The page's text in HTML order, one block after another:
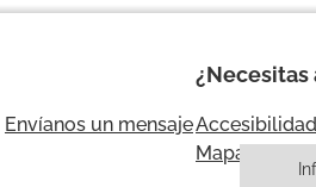
Envíanos un mensaje
¿Necesitas
Accesibilidad
Mapa web